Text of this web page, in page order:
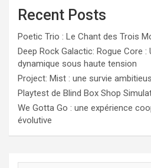
Recent Posts
Poetic Trio : Le Chant des Trois
Deep Rock Galactic: Rogue Core
dynamique sous haute tension
Project: Mist : une survie
Playtest de Blind Box Shop
We Gotta Go : une expérience
évolutive
Saisissez votre adresse e-mail…